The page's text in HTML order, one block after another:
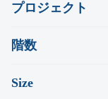
プロジェクト
階数
Size